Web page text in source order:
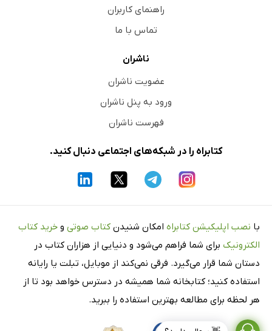
راهنمای کاربران
تماس با ما
ناشران
عضویت ناشران
ورود به پنل ناشران
فهرست ناشران
کتابراه را در شبکه‌های اجتماعی دنبال کنید.
با نصب اپلیکیشن کتابراه امکان شنیدن کتاب صوتی و خرید کتاب
الکترونیک برای شما فراهم می‌شود و دنیایی از هزاران کتاب در
دستان شما قرار می‌گیرد. فرقی نمی‌کند از موبایل، تبلت یا رایانه
استفاده کنید؛ کتابخانه شما همیشه در دسترس خواهد بود تا از
هر لحظه برای مطالعه بهترین استفاده را ببرید.